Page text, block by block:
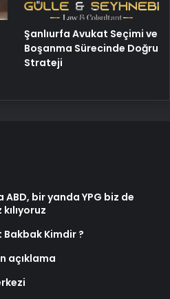
Şanlıurfa Avukat Seçimi ve
Boşanma Sürecinde Doğru
Strateji
bir yanda YPG biz de
Bakbak Kimdir ?
açıklama